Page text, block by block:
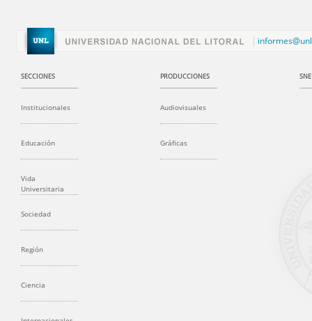
SECCIONES
Institucionales
Educación
Vida
Universitaria
Sociedad
Región
Ciencia
PRODUCCIONES
Audiovisuales
Gráficas
SNE